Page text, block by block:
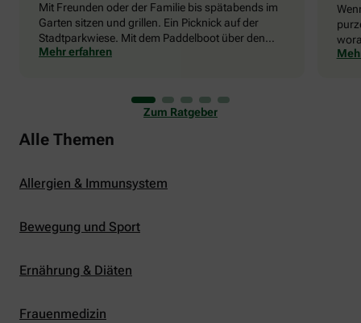
Mit Freunden oder der Familie bis spätabends im
Garten sitzen und grillen. Ein Picknick auf der
Stadtparkwiese. Mit dem Paddelboot über den
See gleiten oder eine Radtour durch die blühende
er uns auch ganz schön zu schaffen. Wenn die
Temperaturen tagsüber auf mehr als 30 Grad
klettern und uns warme Tropennächte den Schlaf
rauben, sehnen wir uns oft nach einem
Mehr erfahren
die
Zum Ratgeber
Alle Themen
Allergien & Immunsystem
Bewegung und Sport
Ernährung & Diäten
Frauenmedizin